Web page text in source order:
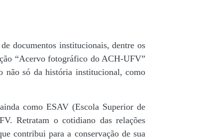
documentos institucionais, dentre os
“Acervo fotográfico do ACH-UFV”
não só da história institucional, como
como ESAV (Escola Superior de
Retratam o cotidiano das relações
contribui para a conservação de sua